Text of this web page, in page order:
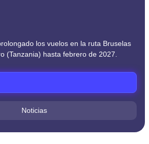
los vuelos en la ruta Bruselas
(Tanzania) hasta febrero de 2027.
Noticias